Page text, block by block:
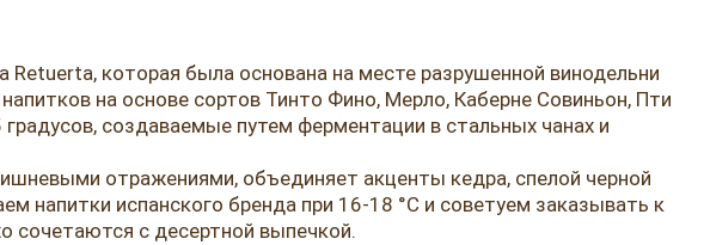
которая была основана на месте разрушенной винодельни
на основе сортов Тинто Фино, Мерло, Каберне Совиньон, Пти
создаваемые путем ферментации в стальных чанах и
отражениями, объединяет акценты кедра, спелой черной
испанского бренда при 16-18 °C и советуем заказывать к
сочетаются с десертной выпечкой.